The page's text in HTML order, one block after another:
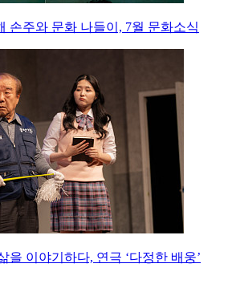
손주와 문화 나들이, 7월 문화소식
을 이야기하다, 연극 ‘다정한 배웅’